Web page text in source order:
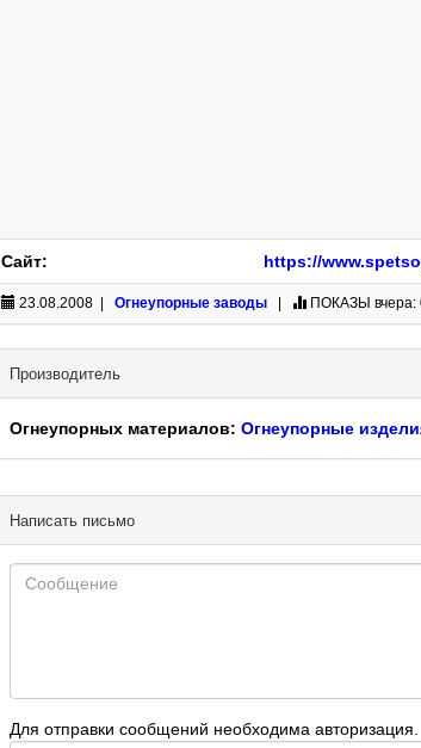
Сайт: https://
23.08.2008 | Огнеупорные заводы ПОКАЗЫ
Производитель
Огнеупорных материалов: Огнеупорные
Написать письмо
Для отправки сообщений необходима авторизация.